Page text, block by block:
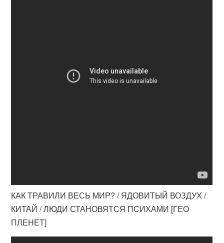
КАК ТРАВИЛИ ВЕСЬ МИР? / ЯДОВИТЫЙ ВОЗДУХ /
КИТАЙ / ЛЮДИ СТАНОВЯТСЯ ПСИХАМИ [ГЕО
ПЛЕНЕТ]